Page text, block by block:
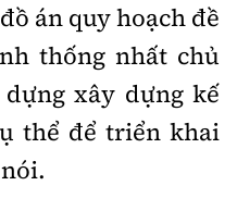
án quy hoạch đề
thống nhất chủ
xây dựng kế
thể để triển khai